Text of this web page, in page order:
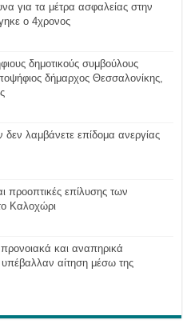
για τα μέτρα ασφαλείας στην
ο 4χρονος
δημοτικούς συμβούλους
δήμαρχος Θεσσαλονίκης,
δεν λαμβάνετε επίδομα ανεργίας
προοπτικές επίλυσης των
Καλοχώρι
και αναπηρικά
υπέβαλλαν αίτηση μέσω της